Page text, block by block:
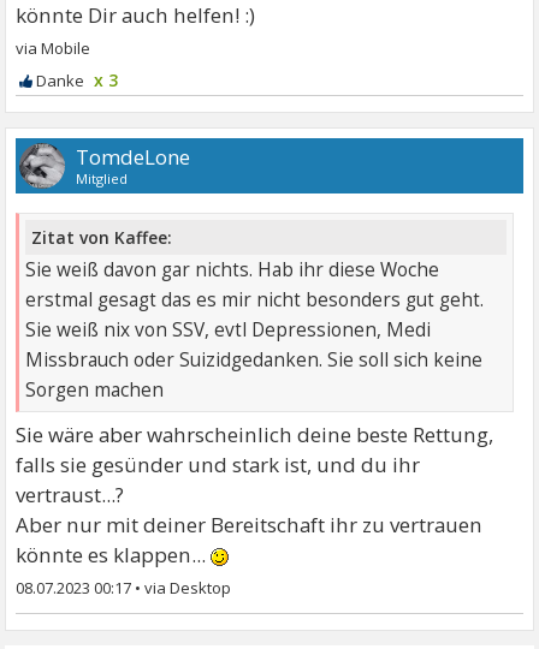
x 3
TomdeLone
Mitglied
Zitat von Kaffee:
Sie weiß davon gar nichts. Hab ihr diese Woche
erstmal gesagt das es mir nicht besonders gut geht.
Sie weiß nix von SSV, evtl Depressionen, Medi
Missbrauch oder Suizidgedanken. Sie soll sich keine
Sorgen machen
Sie wäre aber wahrscheinlich deine beste Rettung,
falls sie gesünder und stark ist, und du ihr
vertraust...?
Aber nur mit deiner Bereitschaft ihr zu vertrauen
könnte es klappen...
08.07.2023 00:17 •